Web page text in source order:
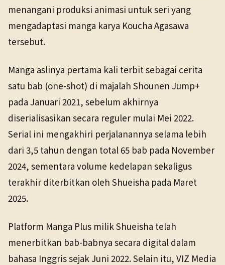
menangani produksi animasi untuk seri yang
mengadaptasi manga karya Koucha Agasawa
tersebut.
Manga aslinya pertama kali terbit sebagai cerita
satu bab (one-shot) di majalah Shounen Jump+
pada Januari 2021, sebelum akhirnya
diserialisasikan secara reguler mulai Mei 2022.
Serial ini mengakhiri perjalanannya selama lebih
dari 3,5 tahun dengan total 65 bab pada November
2024, sementara volume kedelapan sekaligus
terakhir diterbitkan oleh Shueisha pada Maret
2025.
Platform Manga Plus milik Shueisha telah
menerbitkan bab-babnya secara digital dalam
bahasa Inggris sejak Juni 2022. Selain itu, VIZ Media